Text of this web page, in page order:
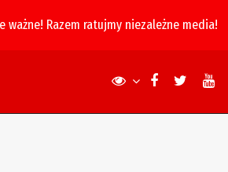
Razem ratujmy niezależne media!